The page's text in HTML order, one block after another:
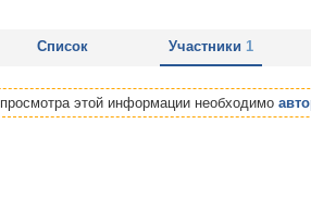
Список Участники1
этой информации необходимо